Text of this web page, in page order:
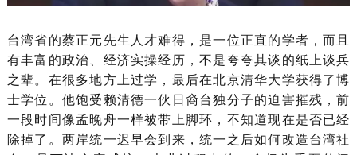
台湾省的蔡正元先生人才难得， 是一位正直的学者，而且
有丰富的政治、经济实操经历，不是夸夸其谈的纸上谈兵
之辈。在很多地方上过学，最后在北京清华大学获得了博
士学位。他饱受赖清德一伙日裔台独分子的迫害摧残 ，前
一段时间像孟晚舟一样被带上脚环，不知道现在是否已经
除掉了。 两岸统一迟早会到来，统一之后如何改造台湾社